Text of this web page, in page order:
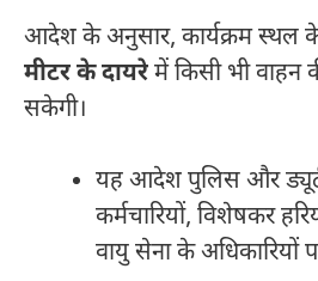
आदेश के अनुसार, कार्यक्रम स्थल
मीटर के दायरेमें किसी भी वाहन
सकेगी।
यह आदेश पुलिस और
कर्मचारियों, विशेषकर
वायु सेना के अधिकारियों